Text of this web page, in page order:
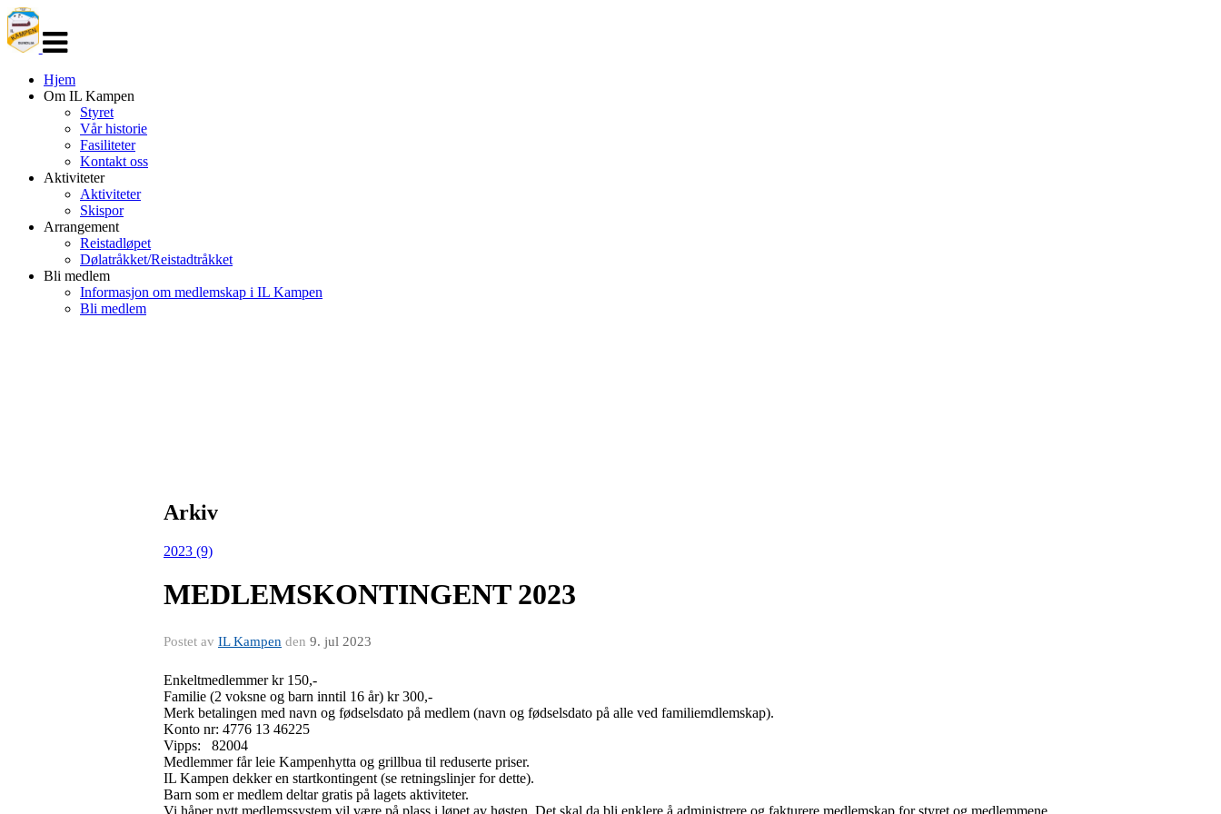
navigasjon
Hjem
Om IL Kampen
Styret
Vår historie
Fasiliteter
Kontakt oss
Aktiviteter
Aktiviteter
Skispor
Arrangement
Reistadløpet
Dølatråkket/Reistadtråkket
Bli medlem
Informasjon om medlemskap i IL Kampen
Bli medlem
Arkiv
2023 (9)
MEDLEMSKONTINGENT 2023
Postet av IL Kampen den 9. jul 2023
Enkeltmedlemmer kr 150,-
Familie (2 voksne og barn inntil 16 år) kr 300,-
Merk betalingen med navn og fødselsdato på medlem (navn og fødselsdato på alle ved familiemdlemskap).
Konto nr: 4776 13 46225
Vipps: 82004
Medlemmer får leie Kampenhytta og grillbua til reduserte priser.
IL Kampen dekker en startkontingent (se retningslinjer for dette).
Barn som er medlem deltar gratis på lagets aktiviteter.
Vi håper nytt medlemssystem vil være på plass i løpet av høsten. Det skal da bli enklere å administrere og fakturere medlemskap for styret og medlemmene.